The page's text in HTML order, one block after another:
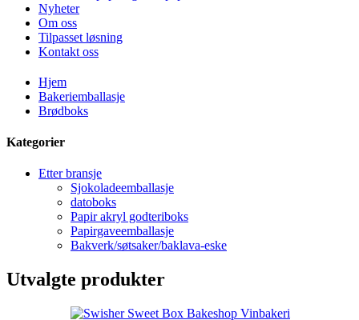
Nyheter
Om oss
Tilpasset løsning
Kontakt oss
Hjem
Bakeriemballasje
Brødboks
Kategorier
Etter bransje
Sjokoladeemballasje
datoboks
Papir akryl godteriboks
Papirgaveemballasje
Bakverk/søtsaker/baklava-eske
Utvalgte produkter